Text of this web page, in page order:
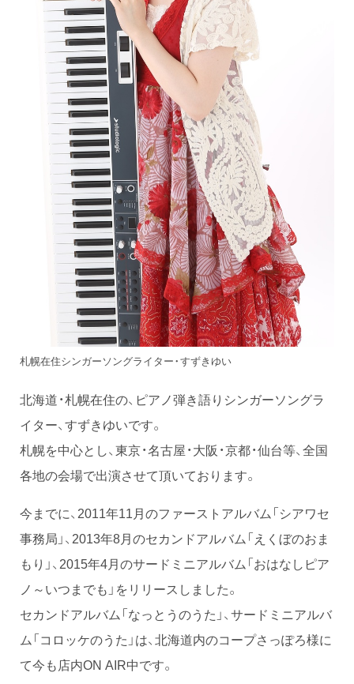
札幌在住シンガーソングライター・すずきゆい
北海道・札幌在住の、ピアノ弾き語りシンガーソングラ
イター、すずきゆいです。
札幌を中心とし、東京・名古屋・大阪・京都・仙台等、全国
各地の会場で出演させて頂いております。
今までに、2011年11月のファーストアルバム「シアワセ
事務局」、2013年8月のセカンドアルバム「えくぼのおま
もり」、2015年4月のサードミニアルバム「おはなしピア
ノ～いつまでも」をリリースしました。
セカンドアルバム「なっとうのうた」、サードミニアルバ
ム「コロッケのうた」は、北海道内のコープさっぽろ様に
て今も店内ON AIR中です。